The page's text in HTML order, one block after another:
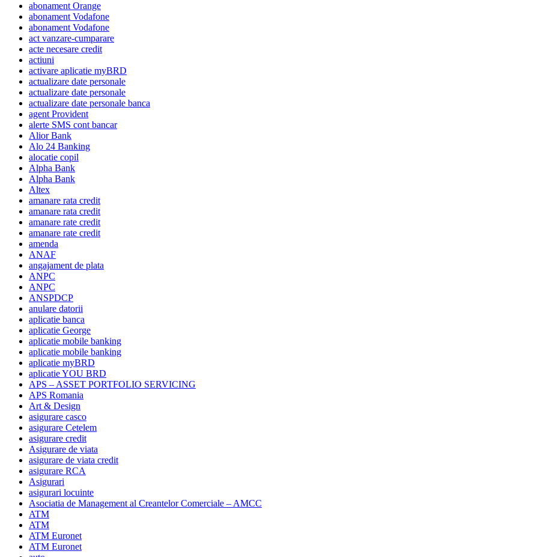
abonament Orange
abonament Vodafone
abonament Vodafone
act vanzare-cumparare
acte necesare credit
actiuni
activare aplicatie myBRD
actualizare date personale
actualizare date personale
actualizare date personale banca
agent Provident
alerte SMS cont bancar
Alior Bank
Alo 24 Banking
alocatie copil
Alpha Bank
Alpha Bank
Altex
amanare rata credit
amanare rata credit
amanare rate credit
amanare rate credit
amenda
ANAF
angajament de plata
ANPC
ANPC
ANSPDCP
anulare datorii
aplicatie banca
aplicatie George
aplicatie mobile banking
aplicatie mobile banking
aplicatie myBRD
aplicatie YOU BRD
APS – ASSET PORTFOLIO SERVICING
APS Romania
Art & Design
asigurare casco
asigurare Cetelem
asigurare credit
Asigurare de viata
asigurare de viata credit
asigurare RCA
Asigurari
asigurari locuinte
Asociatia de Management al Creantelor Comerciale – AMCC
ATM
ATM
ATM Euronet
ATM Euronet